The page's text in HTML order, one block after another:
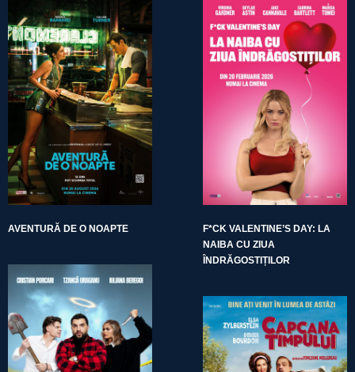
AVENTURĂ DE O NOAPTE
F*CK VALENTINE’S DAY: LA
NAIBA CU ZIUA
ÎNDRĂGOSTIȚILOR